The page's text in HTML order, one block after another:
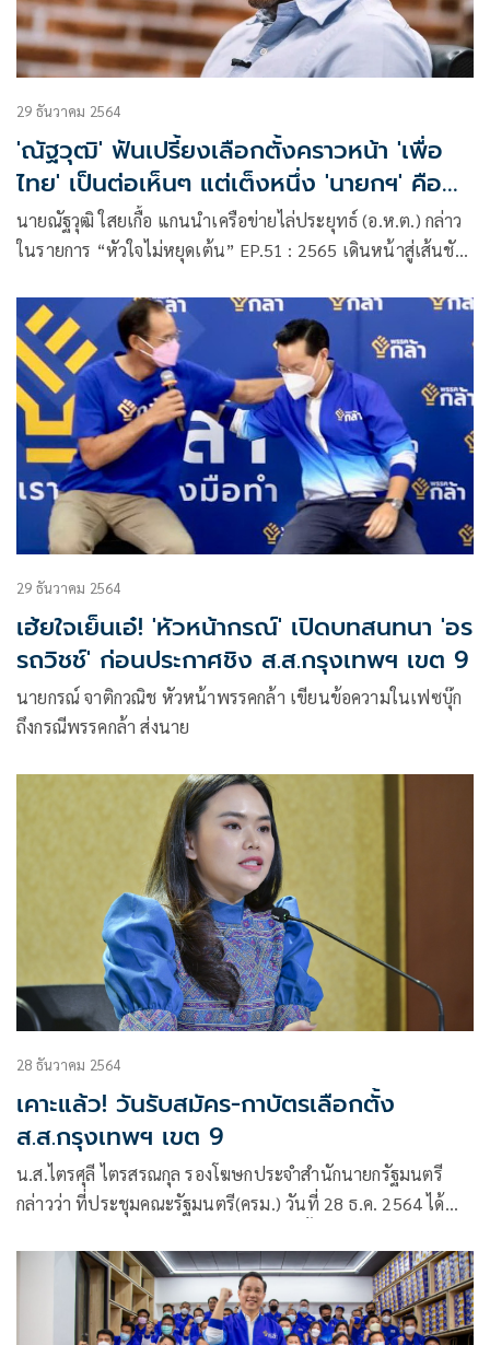
29 ธันวาคม 2564
'ณัฐวุฒิ' ฟันเปรี้ยงเลือกตั้งคราวหน้า 'เพื่อ
ไทย' เป็นต่อเห็นๆ แต่เต็งหนึ่ง 'นายกฯ' คือคน
เดิม
นายณัฐวุฒิ ใสยเกื้อ แกนนำเครือข่ายไล่ประยุทธ์ (อ.ห.ต.) กล่าว
ในรายการ “หัวใจไม่หยุดเต้น” EP.51 : 2565 เดินหน้าสู่เส้นชัย
บรรยากาศการเลือกตั้งจะเริ่มต้นตั้งแต่ต้นปี
29 ธันวาคม 2564
เฮ้ยใจเย็นเอ๋! 'หัวหน้ากรณ์' เปิดบทสนทนา 'อร
รถวิชช์' ก่อนประกาศชิง ส.ส.กรุงเทพฯ เขต 9
นายกรณ์ จาติกวณิช หัวหน้าพรรคกล้า เขียนข้อความในเฟซบุ๊ก
ถึงกรณีพรรคกล้า ส่งนาย
28 ธันวาคม 2564
เคาะแล้ว! วันรับสมัคร-กาบัตรเลือกตั้ง
ส.ส.กรุงเทพฯ เขต 9
น.ส.ไตรศุลี ไตรสรณกุล รองโฆษกประจำสำนักนายกรัฐมนตรี
กล่าวว่า ที่ประชุมคณะรัฐมนตรี(ครม.) วันที่ 28 ธ.ค. 2564 ได้
ราษฎรกรุงเทพมหานคร เขตเลือกตั้งที่ 9 แทนตำแหน่งที่ว่างลง